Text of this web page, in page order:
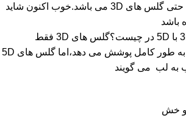
محافظ های شیشه ای حتی گلس های 3D می باشد.خوب اکنون شاید
باشد
که تفاوت گلس های 3D با 5D در چیست؟گلس های 3D فقط
نمایشگرهای خمیده را به طور کامل پوشش می دهد،اما گلس های 5D
به لب می گویند
و خش